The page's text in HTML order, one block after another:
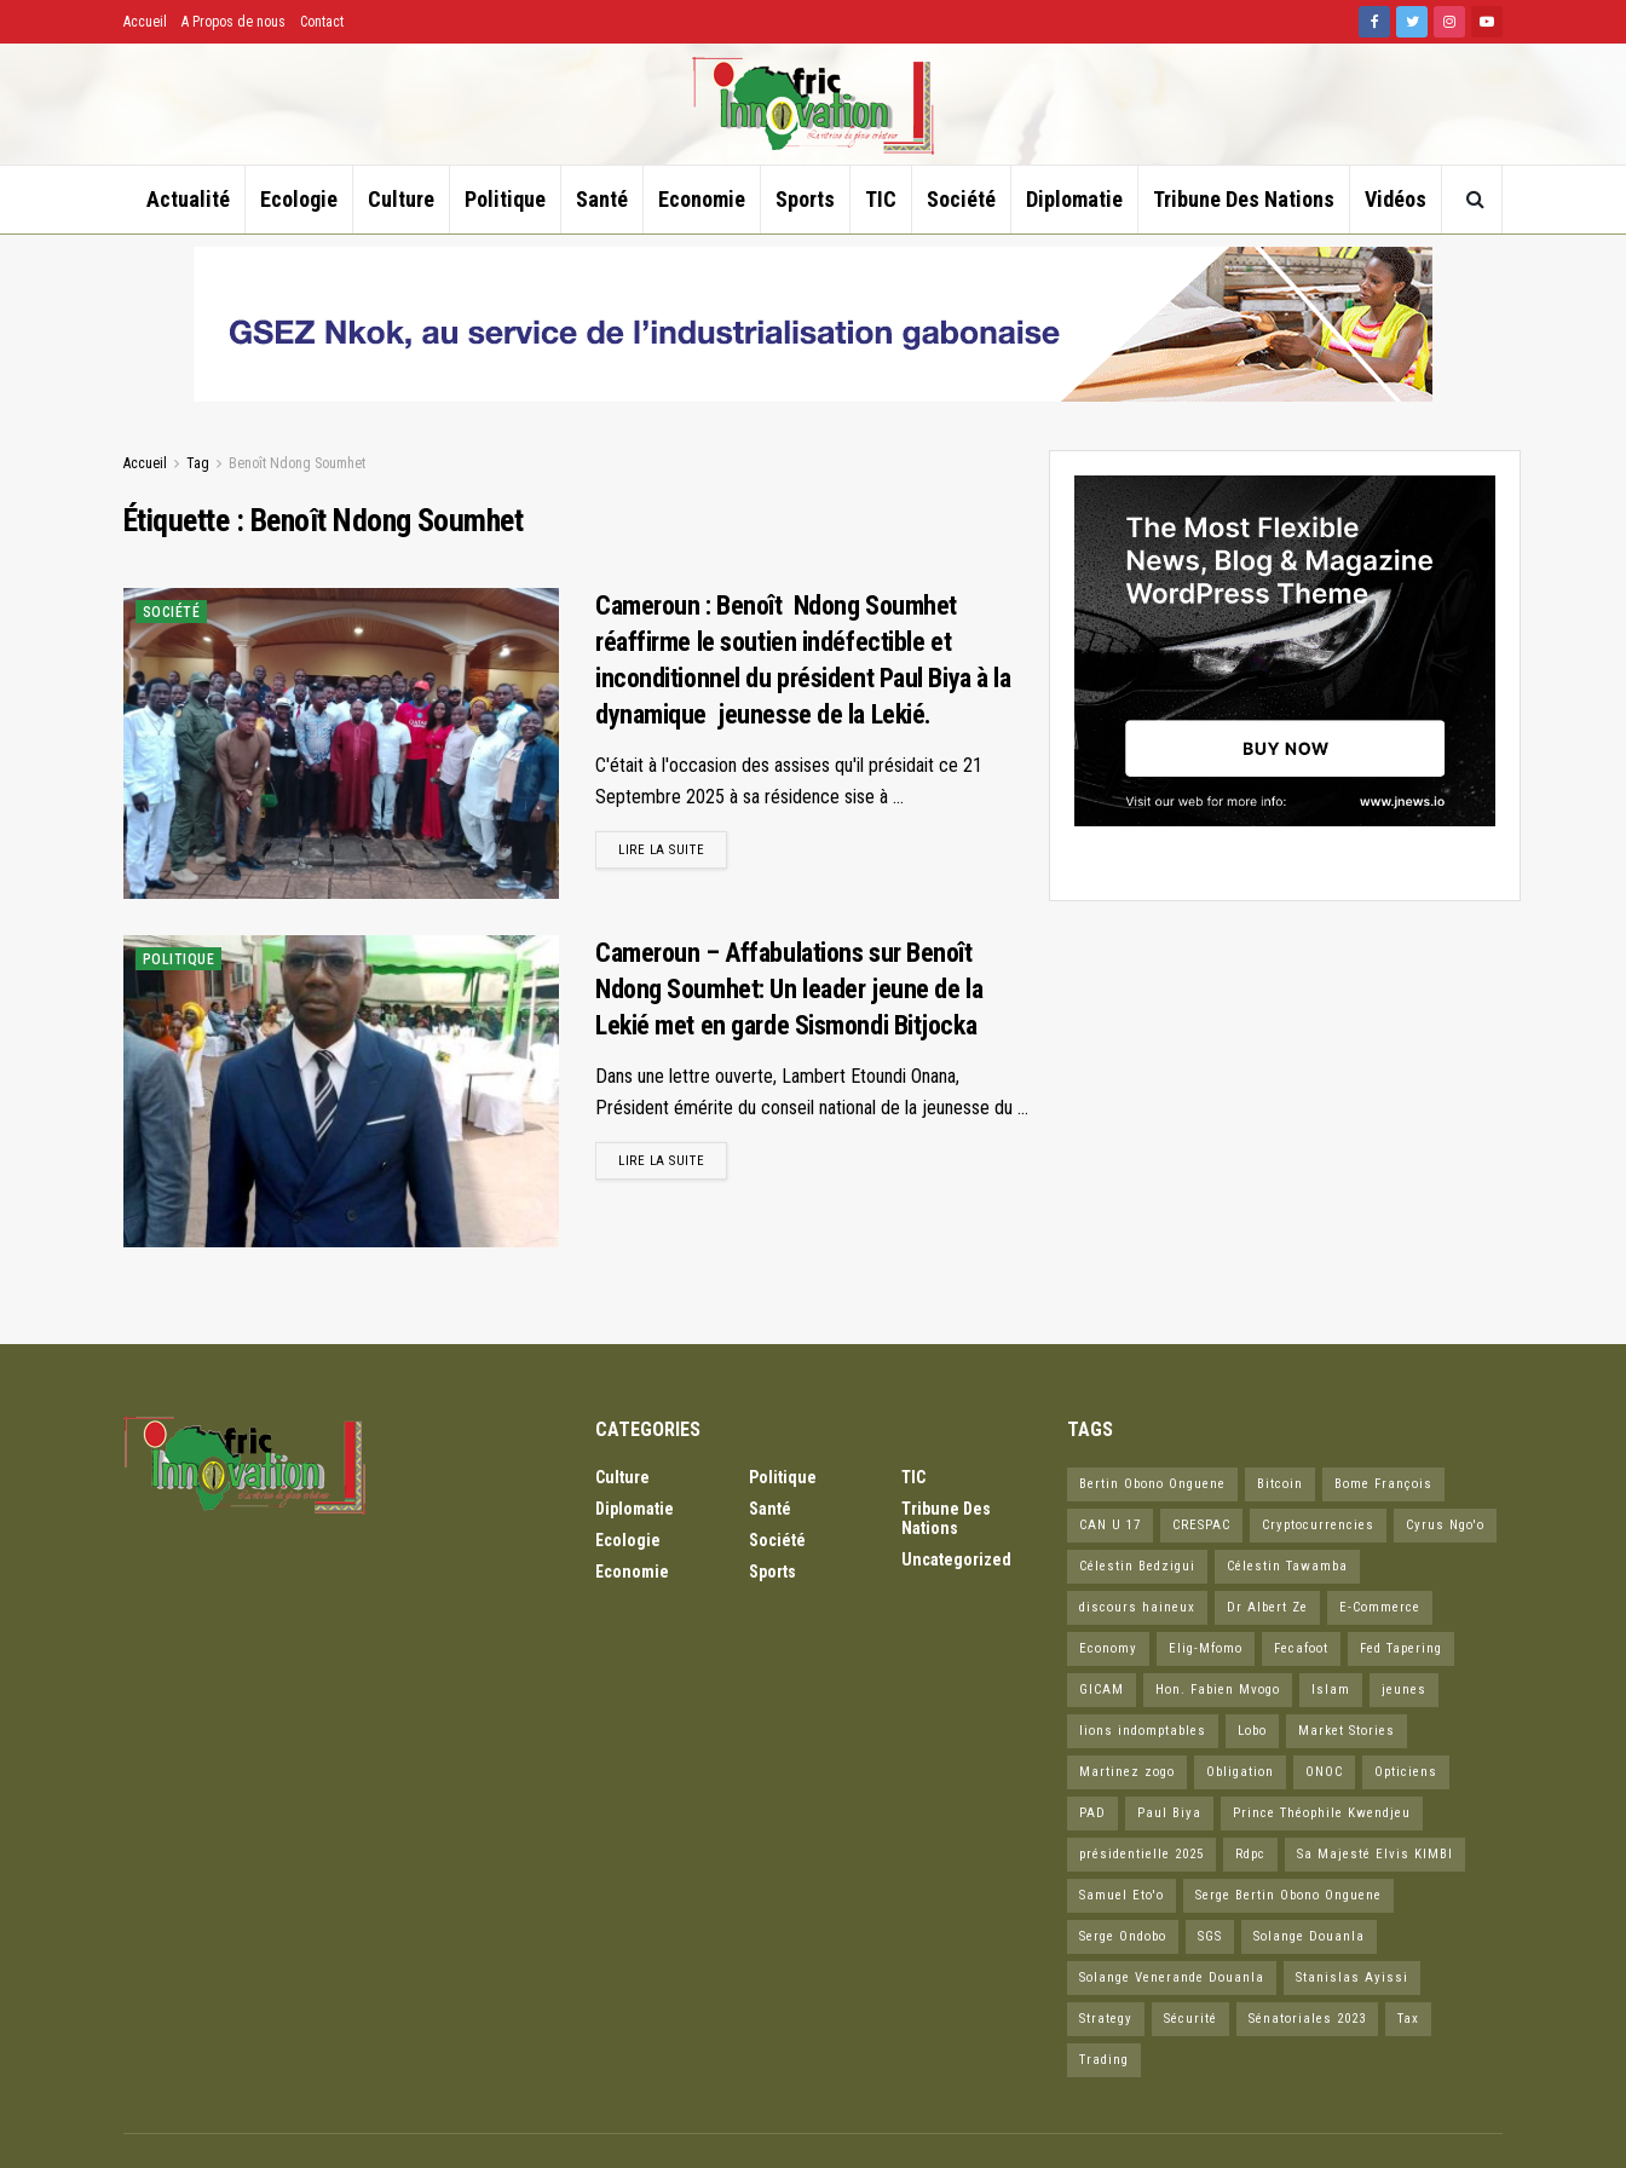
Accueil A Propos de nous Contact
Actualité Ecologie Culture Politique Santé Economie Sports TIC Société Diplomatie Tribune Des Nations Vidéos
Accueil Tag Benoît Ndong Soumhet
Étiquette : Benoît Ndong Soumhet
SOCIÉTÉ
Cameroun : Benoît Ndong Soumhet
réaffirme le soutien indéfectible et
inconditionnel du président Paul Biya à la
dynamique jeunesse de la Lekié.
C'était à l'occasion des assises qu'il présidait ce 21
Septembre 2025 à sa résidence sise à ...
LIRE LA SUITE
POLITIQUE
Cameroun – Affabulations sur Benoît
Ndong Soumhet: Un leader jeune de la
Lekié met en garde Sismondi Bitjocka
Dans une lettre ouverte, Lambert Etoundi Onana,
Président émérite du conseil national de la jeunesse du ...
LIRE LA SUITE
CATEGORIES
Culture
Diplomatie
Ecologie
Economie
Politique
Santé
Société
Sports
TIC
Tribune Des
Nations
Uncategorized
TAGS
Bertin Obono Onguene Bitcoin Bome François
CAN U 17 CRESPAC Cryptocurrencies Cyrus Ngo'o
Célestin Bedzigui Célestin Tawamba
discours haineux Dr Albert Ze E-Commerce
Economy Elig-Mfomo Fecafoot Fed Tapering
GICAM Hon. Fabien Mvogo Islam jeunes
lions indomptables Lobo Market Stories
Martinez zogo Obligation ONOC Opticiens
PAD Paul Biya Prince Théophile Kwendjeu
présidentielle 2025 Rdpc Sa Majesté Elvis KIMBI
Samuel Eto'o Serge Bertin Obono Onguene
Serge Ondobo SGS Solange Douanla
Solange Venerande Douanla Stanislas Ayissi
Strategy Sécurité Sénatoriales 2023 Tax
Trading